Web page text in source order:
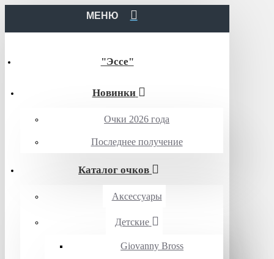
МЕНЮ
"Эссе"
Новинки
Очки 2026 года
Последнее получение
Каталог очков
Аксессуары
Детские
Giovanny Bross